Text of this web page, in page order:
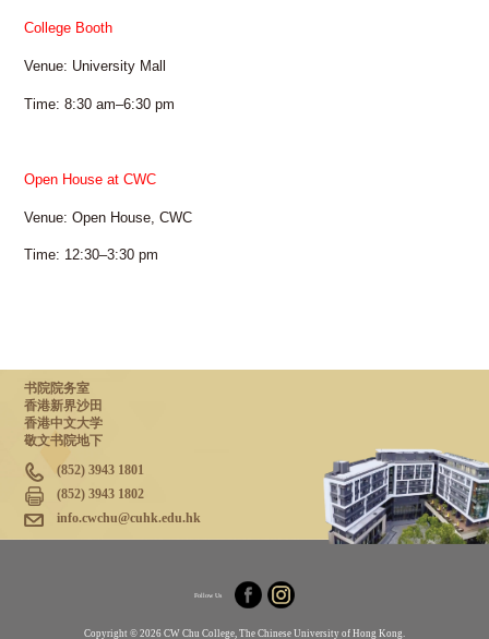
College Booth
Venue: University Mall
Time: 8:30 am–6:30 pm
Open House at CWC
Venue: Open House, CWC
Time: 12:30–3:30 pm
书院院务室
香港新界沙田
香港中文大学
敬文书院地下
(852) 3943 1801
(852) 3943 1802
info.cwchu@cuhk.edu.hk
Follow Us
Copyright © 2026 CW Chu College, The Chinese University of Hong Kong.